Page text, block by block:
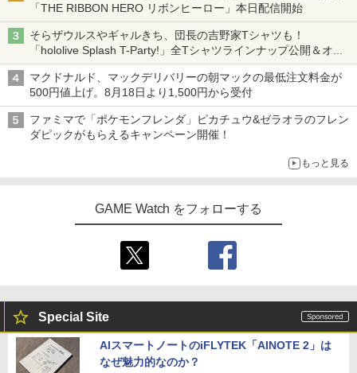
「THE RIBBON HERO リボンヒーロー」本日配信開始
そらザウルスやギャルきち、団長の吉野家Tシャツも！
「hololive Splash T-Party!」全Tシャツラインナップ公開＆オン
ライン販売開始
マクドナルド、マックデリバリーの朝マックの最低注文料金が
500円値上げ。8月18日より1,500円から受付
ファミマで「ポケモンフレンダ」ピカチュウ&ゼラオラのフレン
ダピックがもらえるキャンペーン開催！
もっと見る
GAME Watch をフォローする
Special Site
AIスマートノートのiFLYTEK「AINOTE 2」は
なぜ魅力的なのか？